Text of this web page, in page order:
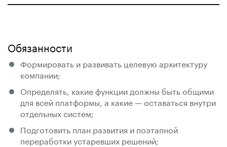
Обязанности
Формировать и развивать целевую архитектуру
компании;
Определять, какие функции должны быть общими
для всей платформы, а какие — оставаться внутри
отдельных систем;
Подготовить план развития и поэтапной
переработки устаревших решений;